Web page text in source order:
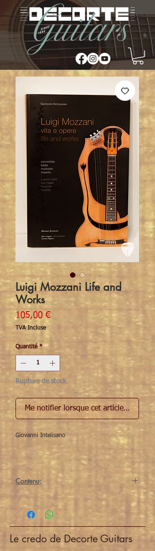
Luigi Mozzani Life and
Works
105,00 €Prix
TVA Incluse
Quantité *
Rupture de stock
Me notifier lorsque cet article est
Giovanni Intelisano
Contenu:
Luigi Mozzani: Life and Works
330 x 221 mm
367 pages
Italian and English
Le credo de Decorte Guitars